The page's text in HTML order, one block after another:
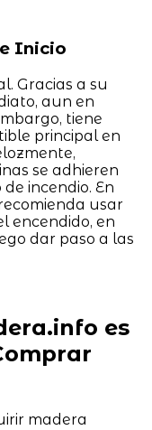
Inicio
Gracias a su
aun en
tiene
principal en
se adhieren
incendio. En
usar
encendido, en
dar paso a las
es
madera